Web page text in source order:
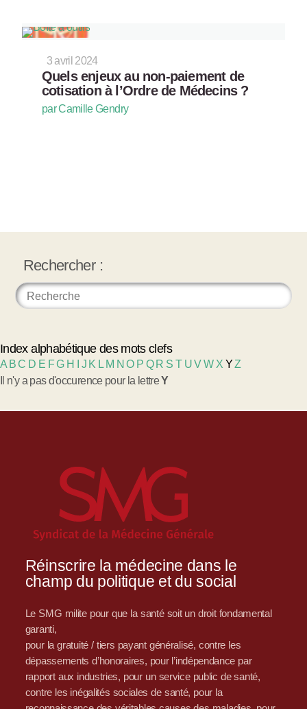
3 avril 2024
Quels enjeux au non-paiement de
cotisation à l’Ordre de Médecins ?
par Camille Gendry
Rechercher :
Index alphabétique des mots clefs
A BC D E FG H J K L M NO P Q R S T UVW X YZ
Il n'y a pas d'occurence pour la lettreY
Réinscrire la médecine dans le
champ du politique et du social
Le SMG milite pour que la santé soit un droit fondamental
garanti,
pour la gratuité / tiers payant généralisé, contre les
dépassements d’honoraires, pour l’indépendance par
rapport aux industries, pour un service public de santé,
contre les inégalités sociales de santé, pour la